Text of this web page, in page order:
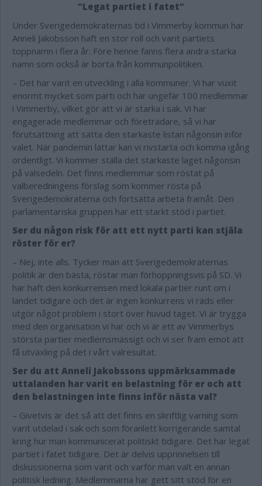
"Legat partiet i fatet"
Under Sverigedemokraternas tid i Vimmerby kommun har
Anneli Jakobsson haft en stor roll och varit partiets
toppnamn i flera år. Före henne fanns flera andra starka
namn som också är borta från kommunpolitiken.
– Det har varit en utveckling i alla kommuner. Vi har vuxit
enormt mycket som parti och har ungefär 100 medlemmar
i Vimmerby, vilket gör att vi är starka i sak. Vi har
engagerade medlemmar och företrädare, så vi har
förutsättning att sätta den starkaste listan någonsin inför
valet. När pandemin lättar kan vi rivstarta och komma igång
ordentligt. Vi kommer ställa det starkaste laget någonsin
på valsedeln. Det finns medlemmar som röstat på
valberedningens förslag som kommer rösta på
Sverigedemokraterna och fortsätta arbeta framåt. Den
parlamentariska gruppen har ett starkt stöd i partiet.
Ser du någon risk för att ett nytt parti kan stjäla
röster för er?
– Nej, inte alls. Tycker man att Sverigedemokraternas
politik är den bästa, röstar man förhoppningsvis på SD. Vi
har haft den konkurrensen med lokala partier runt om i
landet tidigare och det är ingen konkurrens vi räds eller
utgör något problem i stort över huvud taget. Vi är trygga
med den organisation vi har och vi är ett av Vimmerbys
största partier medlemsmässigt och vi ser fram emot att
få utväxling på det i vårt valresultat.
Ser du att Anneli Jakobssons uppmärksammade
uttalanden har varit en belastning för er och att
den belastningen inte finns inför nästa val?
– Givetvis är det så att det finns en skriftlig varning som
varit utdelad i sak och som föranlett korrigerande samtal
kring hur man kommunicerat politiskt tidigare. Det har legat
partiet i fatet tidigare. Det är delvis upprinnelsen till
diskussionerna som varit och varför man valt en annan
politisk ledning. Medlemmarna har gett sitt stöd för en